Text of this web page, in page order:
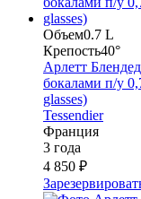
Объем0.7 L
Крепость40°
Арлетт
бокалами п/у
glasses)
Tessendier
Франция
3 года
4 850 ₽